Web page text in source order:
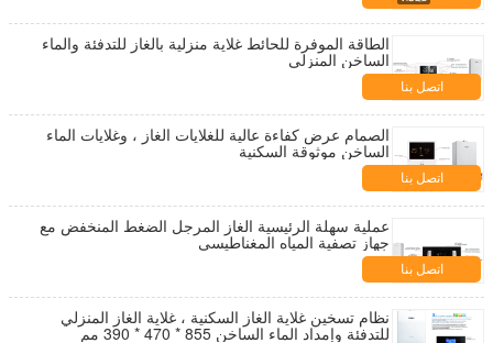
الطاقة الموفرة للحائط غلاية منزلية بالغاز للتدفئة والماء
الساخن المنزلي
اتصل بنا
الصمام عرض كفاءة عالية للغلايات الغاز ، وغلايات الماء
الساخن موثوقة السكنية
اتصل بنا
عملية سهلة الرئيسية الغاز المرجل الضغط المنخفض مع
جهاز تصفية المياه المغناطيسي
اتصل بنا
نظام تسخين غلاية الغاز السكنية ، غلاية الغاز المنزلي
للتدفئة وإمداد الماء الساخن 855 * 470 * 390 مم